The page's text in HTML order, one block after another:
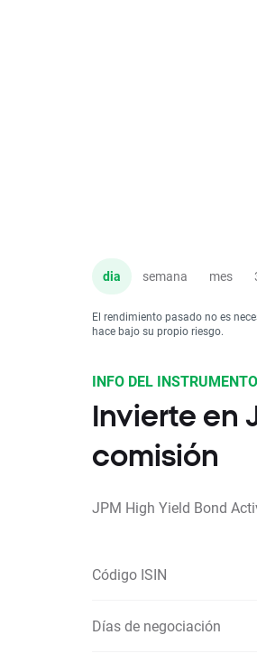
dia semana mes
El rendimiento pasado no es
hace bajo su propio riesgo.
INFO DEL INSTRUMENTO
Invierte en
comisión
JPM High Yield Bond
Código ISIN
Días de negociación